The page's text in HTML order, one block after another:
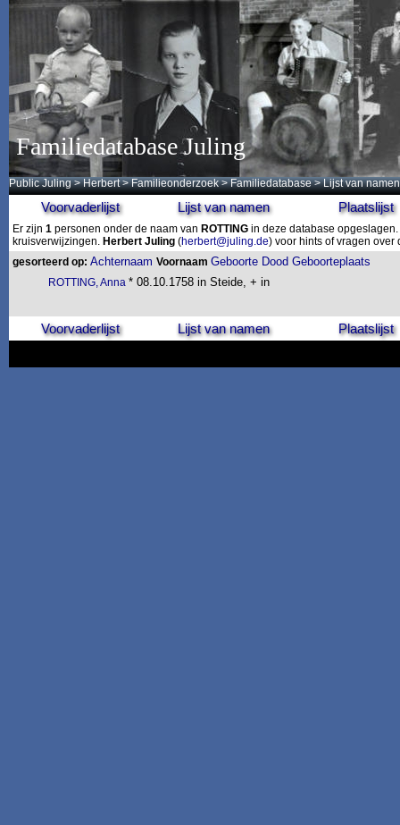
Familiedatabase Juling
Public Juling >Herbert >Familieonderzoek >Familiedatabase > Lijst van namen
Voorvaderlijst Lijst van namen Plaatslijst
Er zijn 1 personen onder de naam van ROTTING in deze database
kruisverwijzingen. Herbert Juling (herbert@juling.de) voor hints of vragen
gesorteerd op: Achternaam Voornaam Geboorte Dood Geboorteplaats
ROTTING, Anna * 08.10.1758 in Steide, + in
Voorvaderlijst Lijst van namen Plaatslijst